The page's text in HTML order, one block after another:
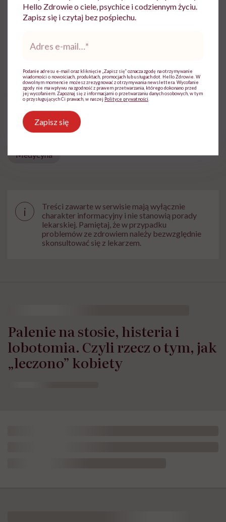
Dziennikarka medyczna. Absolwentka
polityki społecznej na Uniwersytecie
Udostępnij
Powiązane tematy:
Medycyna
i
Treści zawarte w serwisie mają wyłącznie
charakter informacyjny i nie stanowią porady
lekarskiej. Pamiętaj, że w przypadku
problemów ze zdrowiem należy bezwzględnie
skonsultować się z lekarzem.
Palenie na stosie, histeria i
lobotomia. Czyli rzecz o tym, jak
„leczono” kobiety
Hello Zdrowie o ciele, psychice i codziennym życiu.
Zapisz się i czytaj bez pośpiechu.
*
Podanie adresu e-mail oraz kliknięcie „Zapisz się” oznacza zgodę na otrzymywanie
wiadomości o nowościach, produktach, promocjach lub usługach dot. Hello Zdrowie. W
dowolnym momencie możesz zrezygnować z otrzymywania newslettera. Wycofanie
zgody nie ma wpływu na zgodność z prawem przetwarzania, którego dokonano przed
jej wycofaniem. Zapoznaj się z informacjami o przetwarzaniu danych osobowych, w tym
o przysługujących Ci prawach, w naszej Polityce prywatności
Zapisz się